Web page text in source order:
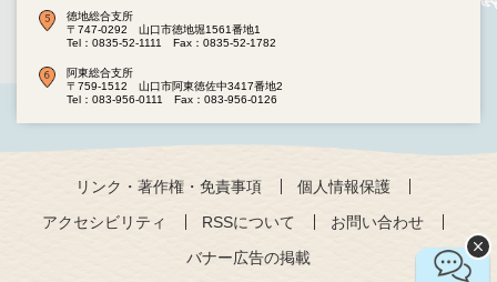
徳地総合支所
〒747-0292 山口市徳地堀1561番地1
Tel：0835-52-1111
Fax：0835-52-1782
阿東総合支所
〒759-1512 山口市阿東徳佐中3417番地2
Tel：083-956-0111
Fax：083-956-0126
リンク・著作権・免責事項
個人情報保護
アクセシビリティ
RSSについて
お問い合わせ
バナー広告の掲載